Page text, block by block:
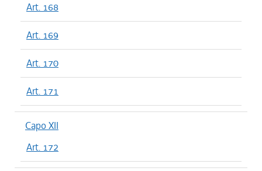
Art. 168
Art. 169
Art. 170
Art. 171
Capo XII
Art. 172